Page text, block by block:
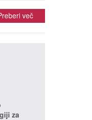
več
za